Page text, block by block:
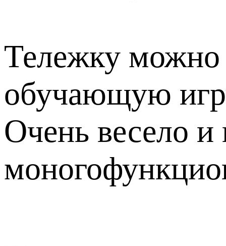
Тележку можно
обучающую
Очень весело и